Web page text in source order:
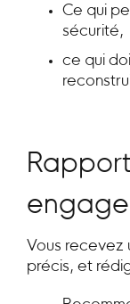
Ce qui
sécurité,
ce qui
Vous recevez
précis, et